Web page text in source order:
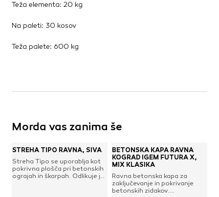
Teža elementa: 20 kg
Na paleti: 30 kosov
Teža palete: 600 kg
Morda vas zanima še
STREHA TIPO RAVNA, SIVA
Streha Tipo se uporablja kot
pokrivna plošča pri betonskih
ograjah in škarpah. Odlikuje jo
BETONSKA KAPA RAVNA
KOGRAD IGEM FUTURA X,
MIX KLASIKA
Ravna betonska kapa za
zaključevanje in pokrivanje
betonskih zidakov.